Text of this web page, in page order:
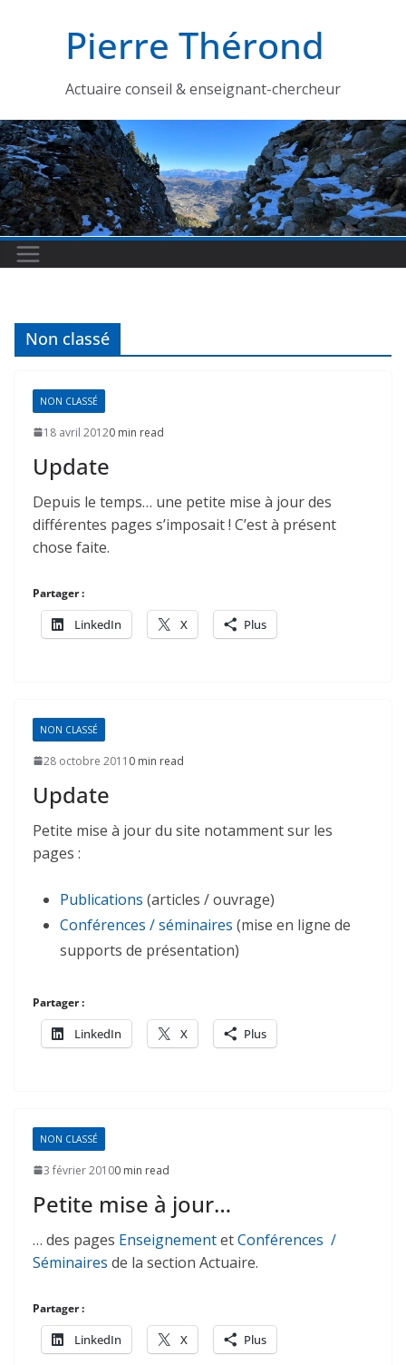
Pierre Thérond
Actuaire conseil & enseignant-chercheur
Non classé
NON CLASSÉ
18 avril 20120 min read
Update
Depuis le temps… une petite mise à jour des
différentes pages s’imposait ! C’est à présent
chose faite.
Partager :
LinkedIn X Plus
NON CLASSÉ
28 octobre 2011 0 min read
Update
Petite mise à jour du site notamment sur les
pages :
Publications (articles / ouvrage)
Conférences / séminaires (mise en ligne de
supports de présentation)
Partager :
LinkedIn X Plus
NON CLASSÉ
3 février 20100 min read
Petite mise à jour…
… des pages EnseignementetConférences /
Séminaires de la section Actuaire.
Partager :
LinkedIn X Plus